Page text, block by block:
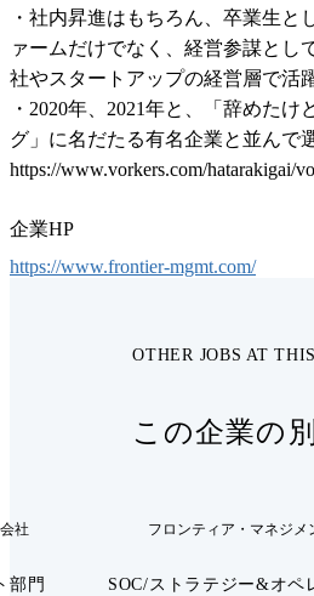
・社内昇進はもちろん、卒業生と
ァームだけでなく、経営参謀とし
社やスタートアップの経営層で活
・2020年、2021年と、「辞めた
グ」に名だたる有名企業と並んで
https://www.vorkers.com/hatarakigai/
企業HP
https://www.frontier-mgmt.com/
OTHER JOBS AT
この企業の
社
部門
フロンティア・マネジメ
SOC/ストラテジー&オペ